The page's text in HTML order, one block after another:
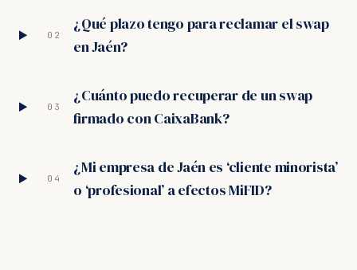
02
¿Qué plazo tengo para reclamar el swap
en Jaén?
03
¿Cuánto puedo recuperar de un swap
firmado con CaixaBank?
04
¿Mi empresa de Jaén es ‘cliente minorista’
o ‘profesional’ a efectos MiFID?